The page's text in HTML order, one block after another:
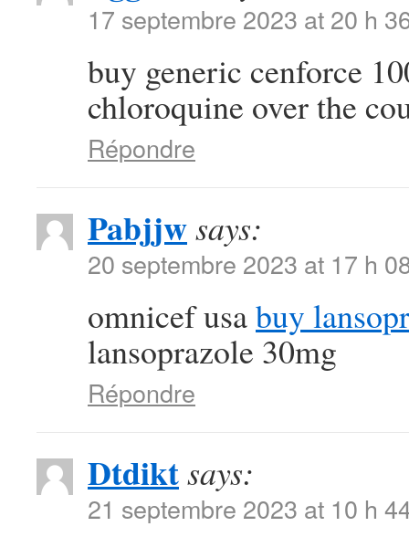
17 septembre 2023 at 20 h
buy generic cenforce
chloroquine over the
Répondre
Pabjjwsays:
20 septembre 2023 at 17 h
omnicef usabuy
lansoprazole 30mg
Répondre
Dtdiktsays:
21 septembre 2023 at 10 h